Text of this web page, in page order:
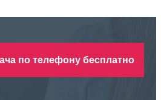
по телефону бесплатно